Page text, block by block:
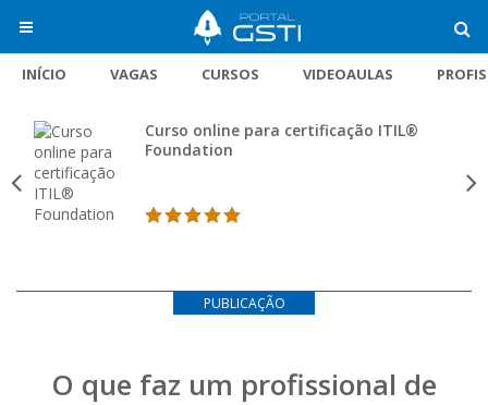
INÍCIO VAGAS CURSOS VIDEOAULAS
Curso online para certificação ITIL®
Foundation
PUBLICAÇÃO
O que faz um profissional de